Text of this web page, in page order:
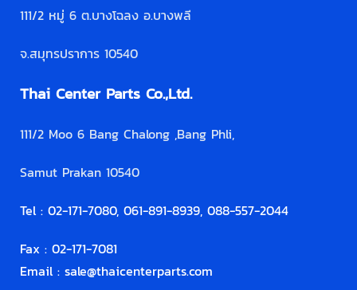
111/2 หมู่ 6 ต.บางโฉลง อ.บางพลี
จ.สมุทรปราการ 10540
Thai Center Parts Co.,Ltd.
111/2 Moo 6 Bang Chalong ,Bang Phli,
Samut Prakan 10540
Tel : 02-171-7080, 061-891-8939, 088-557-2044
Fax : 02-171-7081
Email : sale@thaicenterparts.com